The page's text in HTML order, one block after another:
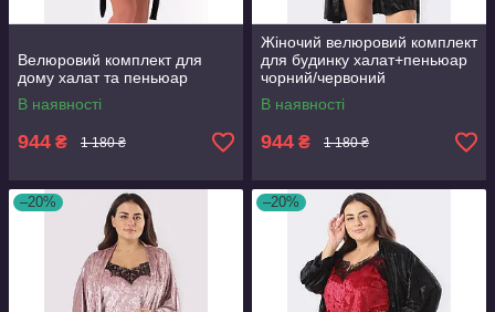
Велюровий комплект для
дому халат та пеньюар
В наявності
944 ₴ 1 180 ₴
Жіночий велюровий комплект
для будинку халат+пеньюар
чорний/червоний
В наявності
944 ₴ 1 180 ₴
–20% –20%